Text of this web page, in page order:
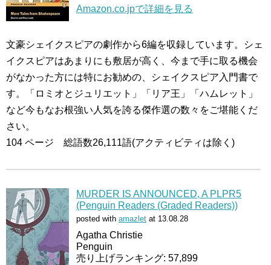
Amazon.co.jpで詳細を見る
文豪シェイクスピアの劇作から6編を収録しています。シェ
イクスピアはあまりにも敷居が高く、今まで手に取る機会
がなかった方には特にお勧めの、シェイクスピア入門書で
す。「ロミオとジュリエット」「リア王」「ハムレット」
など今もなお根強い人気を誇る傑作選の数々をご堪能くだ
さい。
104 ページ 総語数26,111語(アクティビティは除く)
MURDER IS ANNOUNCED, A PLPR5
(Penguin Readers (Graded Readers))
posted with amazlet at 13.08.28
Agatha Christie
Penguin
売り上げランキング: 57,899